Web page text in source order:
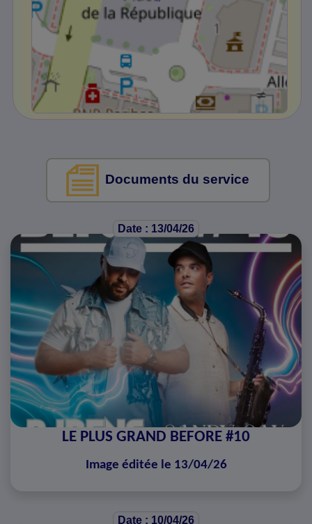
Documents du service
Date : 13/04/26
LE PLUS GRAND BEFORE #10
Image éditée le 13/04/26
Date : 10/04/26